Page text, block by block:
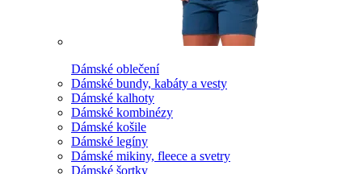
Dámské oblečení
Dámské bundy, kabáty a vesty
Dámské kalhoty
Dámské kombinézy
Dámské košile
Dámské legíny
Dámské mikiny, fleece a svetry
Dámské šortky